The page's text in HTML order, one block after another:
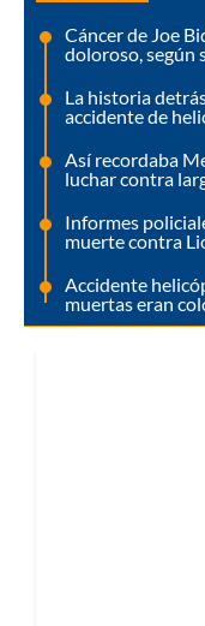
Cáncer de Joe
doloroso, según
La historia
accidente de
Así recordaba
luchar contra
Informes
muerte contra
Accidente
muertas eran